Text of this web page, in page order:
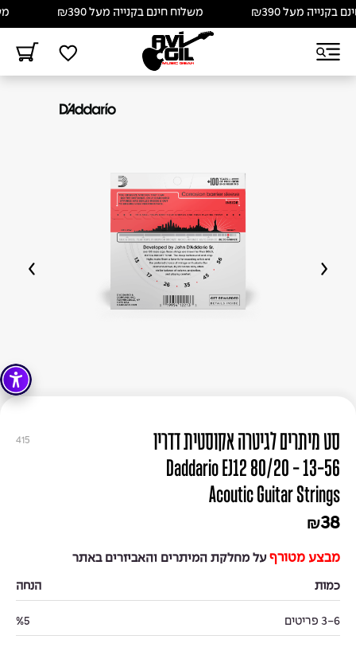
מעל ₪390 משלוח חינם בקנייה מעל ₪390
415
סט מיתרים לגיטרה אקוסטית דדריו
13-56 - Daddario EJ12 80/20
Acoutic Guitar Strings
₪38
מבצע מטורף על מחלקת המיתרים והאביזרים באתר
כמות הנחה
3-6 פריטים %5